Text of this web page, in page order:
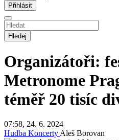
Hledej
Organizátoři:
Metronome
téměř 20 tisíc
07:58, 24. 6. 2024
Hudba KoncertyAleš Borovan